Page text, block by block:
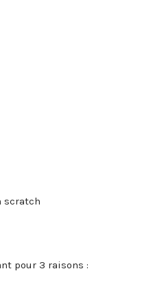
scratch
pour 3 raisons :